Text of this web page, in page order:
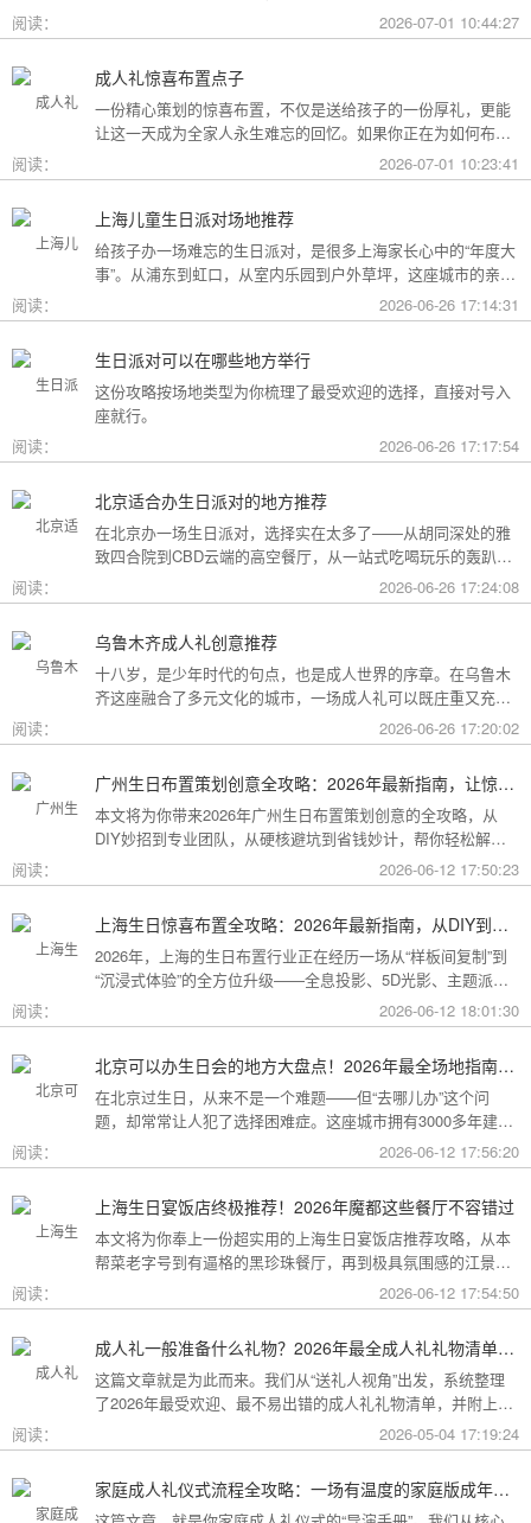
用构成参考，你可以看看哪种更贴合自己的情况。
阅读： 2026-07-01 10:44:27
成人礼惊喜布置点子
一份精心策划的惊喜布置，不仅是送给孩子的一份厚礼，更能
让这一天成为全家人永生难忘的回忆。如果你正在为如何布置
而头疼，不妨收下这份成人礼惊喜布置全攻略，从主题风格到
细节创意，帮你打造一场仪式感爆棚的成年盛典。
阅读： 2026-07-01 10:23:41
上海儿童生日派对场地推荐
给孩子办一场难忘的生日派对，是很多上海家长心中的“年度大
事”。从浦东到虹口，从室内乐园到户外草坪，这座城市的亲子
友好型场地选择越来越丰富。不过场地多了，选择也成了难
题。这份攻略按类型为你盘点了上海热门的儿童生日派对场
阅读： 2026-06-26 17:14:31
生日派对可以在哪些地方举行
这份攻略按场地类型为你梳理了最受欢迎的选择，直接对号入
座就行。
阅读：
2026-06-26 17:17:54
北京适合办生日派对的地方推荐
在北京办一场生日派对，选择实在太多了——从胡同深处的雅
致四合院到CBD云端的高空餐厅，从一站式吃喝玩乐的轰趴别
墅到充满野趣的京郊草坪。为了让你快速找到最心仪的那一
个，我把不同类型的场地分好了类，直接对号入座就行。
阅读： 2026-06-26 17:24:08
乌鲁木齐成人礼创意推荐
十八岁，是少年时代的句点，也是成人世界的序章。在乌鲁木
齐这座融合了多元文化的城市，一场成人礼可以既庄重又充满
创意。这份攻略为你梳理了从传统仪式到现代派对的多种可
能，希望能帮你找到最独特的那一种。
阅读： 2026-06-26 17:20:02
广州生日布置策划创意全攻略：2026年最新指南，让惊喜成为最难忘的记忆
本文将为你带来2026年广州生日布置策划创意的全攻略，从
DIY妙招到专业团队，从硬核避坑到省钱妙计，帮你轻松解锁
阅读： 2026-06-12 17:50:23
上海生日惊喜布置全攻略：2026年最新指南，从DIY到专业策划一站搞定
2026年，上海的生日布置行业正在经历一场从“样板间复制”到
“沉浸式体验”的全方位升级——全息投影、5D光影、主题派对
套餐层出不穷。本文将为你带来上海生日惊喜布置的2026年最
新全攻略，从低成本DIY到高端定制，从惊喜创意到趋势解
阅读： 2026-06-12 18:01:30
北京可以办生日会的地方大盘点！2026年最全场地指南，总有一款适合你
在北京过生日，从来不是一个难题——但“去哪儿办”这个问
题，却常常让人犯了选择困难症。这座城市拥有3000多年建城
史，既有恢弘大气的皇家园林、典雅别致的胡同四合院，也有
摩登时尚的CBD高空餐厅、融合传统与现代的潮人打卡地。无
友圈的派对，还是带小朋友度过一个充满童趣的生日，这篇
2026年北京生日会场地全指南都能帮你找到答案！
阅读： 2026-06-12 17:56:20
上海生日宴饭店终极推荐！2026年魔都这些餐厅不容错过
本文将为你奉上一份超实用的上海生日宴饭店推荐攻略，从本
帮菜老字号到有逼格的黑珍珠餐厅，再到极具氛围感的江景私
房餐厅，全方位承包你的生日派对需求，相信一定能解决你的
挑选难题！
阅读： 2026-06-12 17:54:50
成人礼一般准备什么礼物？2026年最全成人礼礼物清单：父母、长辈、朋友一篇搞定
这篇文章就是为此而来。我们从“送礼人视角”出发，系统整理
了2026年最受欢迎、最不易出错的成人礼礼物清单，并附上挑
选逻辑和避坑指南，帮你用一份恰到好处的心意，为孩子（或
朋友）的18岁写下最温暖的注脚。
阅读： 2026-05-04 17:19:24
家庭成人礼仪式流程全攻略：一场有温度的家庭版成年加冕仪式